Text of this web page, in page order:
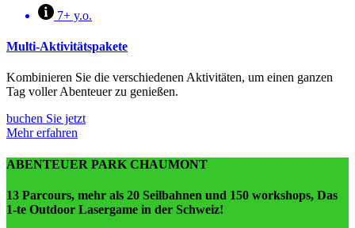
7+ y.o.
Multi-Aktivitätspakete
Kombinieren Sie die verschiedenen Aktivitäten, um einen ganzen
Tag voller Abenteuer zu genießen.
buchen Sie jetzt
Mehr erfahren
ABENTEUER PARK CHAUMONT
13 Parcours, mehr als 20 Seilbahnen und 150 workshops, Das
1-te Outdoor Lasergame in der Schweiz!